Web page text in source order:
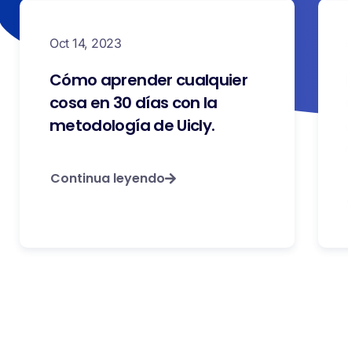
Oct 14, 2023
Cómo aprender cualquier
cosa en 30 días con la
metodología de Uicly.
Continua leyendo